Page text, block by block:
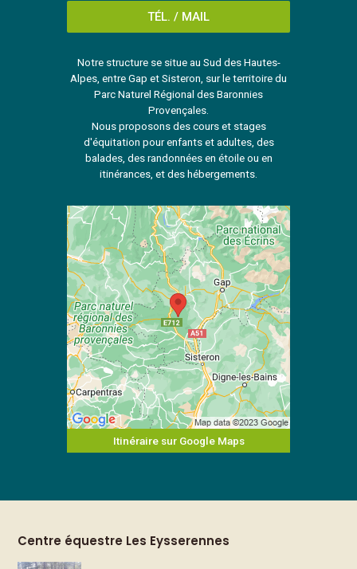
TÉL. / MAIL
Notre structure se situe au Sud des Hautes-
Alpes, entre Gap et Sisteron, sur le territoire du
Parc Naturel Régional des Baronnies
Provençales.
Nous proposons des cours et stages
d'équitation pour enfants et adultes, des
balades, des randonnées en étoile ou en
itinérances, et des hébergements.
Itinéraire sur Google Maps
Centre équestre Les Eysserennes